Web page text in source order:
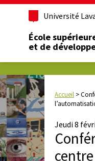
Université
École
et de
Accueil >
Jeudi 8